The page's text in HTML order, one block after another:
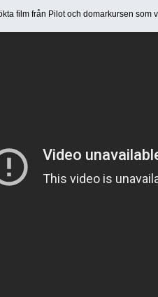
film från Pilot och domarkursen som